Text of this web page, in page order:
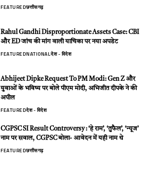
FEATUREDछत्तीसगढ़
Rahul Gandhi Disproportionate Assets Case: CBI
और ED जांच की मांग वाली याचिका पर नया अपडेट
FEATUREDNATIONALदेश - विदेश
Abhijeet Dipke Request To PM Modi: Gen Z और
युवाओं के भविष्य पर बोले पीएम मोदी, अभिजीत दीपके ने की
अपील
FEATUREDदेश - विदेश
CGPSC SI Result Controversy : ‘हे राम’, ‘तुफैल’, ‘न्यूज’
नाम पर सवाल, CGPSC बोला- आवेदन में यही नाम थे
FEATUREDछत्तीसगढ़